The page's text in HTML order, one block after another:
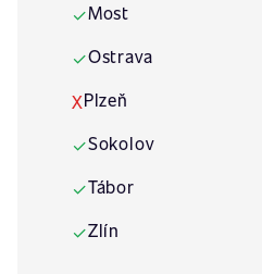
✓Most
✓Ostrava
XPlzeň
✓Sokolov
✓Tábor
✓Zlín